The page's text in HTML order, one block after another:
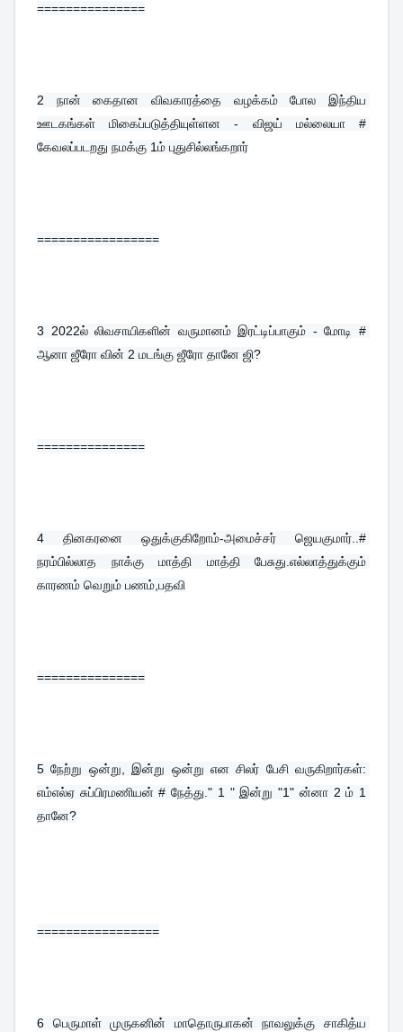
===============
2 நான் கைதான விவகாரத்தை வழக்கம் போல இந்திய
ஊடகங்கள் மிகைப்படுத்தியுள்ளன - விஜய் மல்லையா #
கேவலப்படறது நமக்கு 1ம் புதுசில்லங்கறார்
=================
3 2022ல் லிவசாயிகளின் வருமானம் இரட்டிப்பாகும் - மோடி #
ஆனா ஜீரோ வின் 2 மடங்கு ஜீரோ தானே ஜி?
===============
4 தினகரனை ஒதுக்குகிறோம்-அமைச்சர் ஜெயகுமார்..#
நரம்பில்லாத நாக்கு மாத்தி மாத்தி பேசுது.எல்லாத்துக்கும்
காரணம் வெறும் பணம்,பதவி
===============
5 நேற்று ஒன்று, இன்று ஒன்று என சிலர் பேசி வருகிறார்கள்:
எம்எல்ஏ சுப்பிரமணியன் # நேத்து." 1 " இன்று "1" ன்னா 2 ம் 1
தானே?
=================
6 பெருமாள் முருகனின் மாதொருபாகன் நாவலுக்கு சாகித்ய